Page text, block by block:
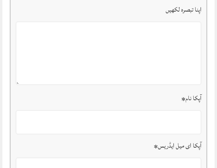
اپنا تبصرہ لکھیں
آپکا نام*
آپکا ای میل ایڈریس*